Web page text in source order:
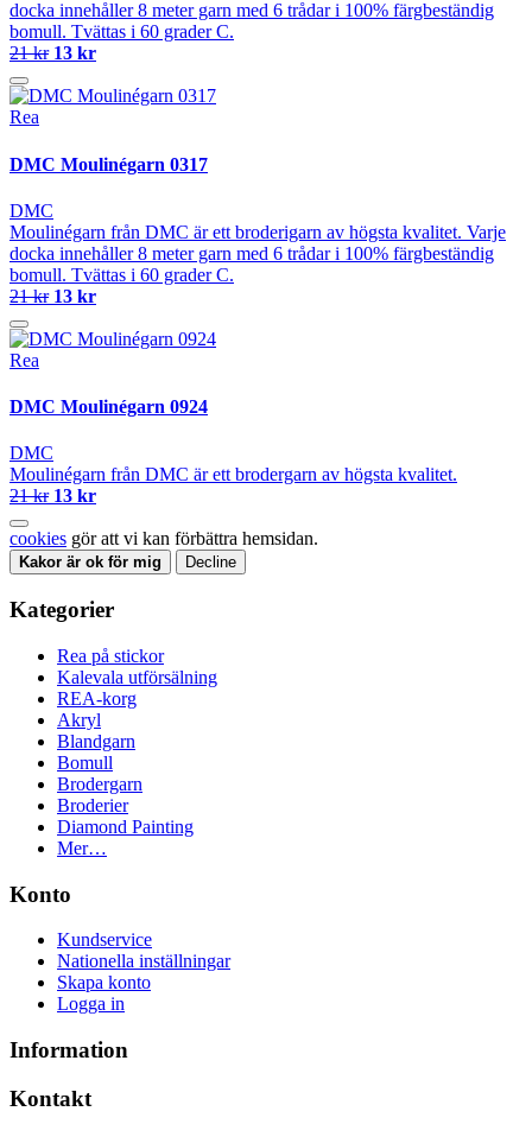
docka innehåller 8 meter garn med 6 trådar i 100% färgbeständig
bomull. Tvättas i 60 grader C.
21 kr 13 kr
Rea
DMC Moulinégarn 0317
DMC
Moulinégarn från DMC är ett broderigarn av högsta kvalitet. Varje
docka innehåller 8 meter garn med 6 trådar i 100% färgbeständig
bomull. Tvättas i 60 grader C.
21 kr 13 kr
Rea
DMC Moulinégarn 0924
DMC
Moulinégarn från DMC är ett brodergarn av högsta kvalitet.
21 kr 13 kr
cookies gör att vi kan förbättra hemsidan.
Kakor är ok för mig Decline
Kategorier
Rea på stickor
Kalevala utförsälning
REA-korg
Akryl
Blandgarn
Bomull
Brodergarn
Broderier
Diamond Painting
Mer…
Konto
Kundservice
Nationella inställningar
Skapa konto
Logga in
Information
Kontakt